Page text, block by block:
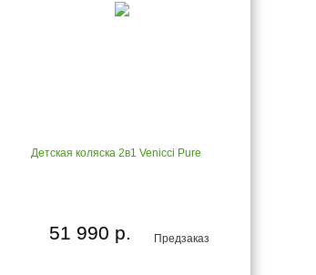
Детская коляска 2в1 Venicci Pure
Предзаказ
51 990 р.